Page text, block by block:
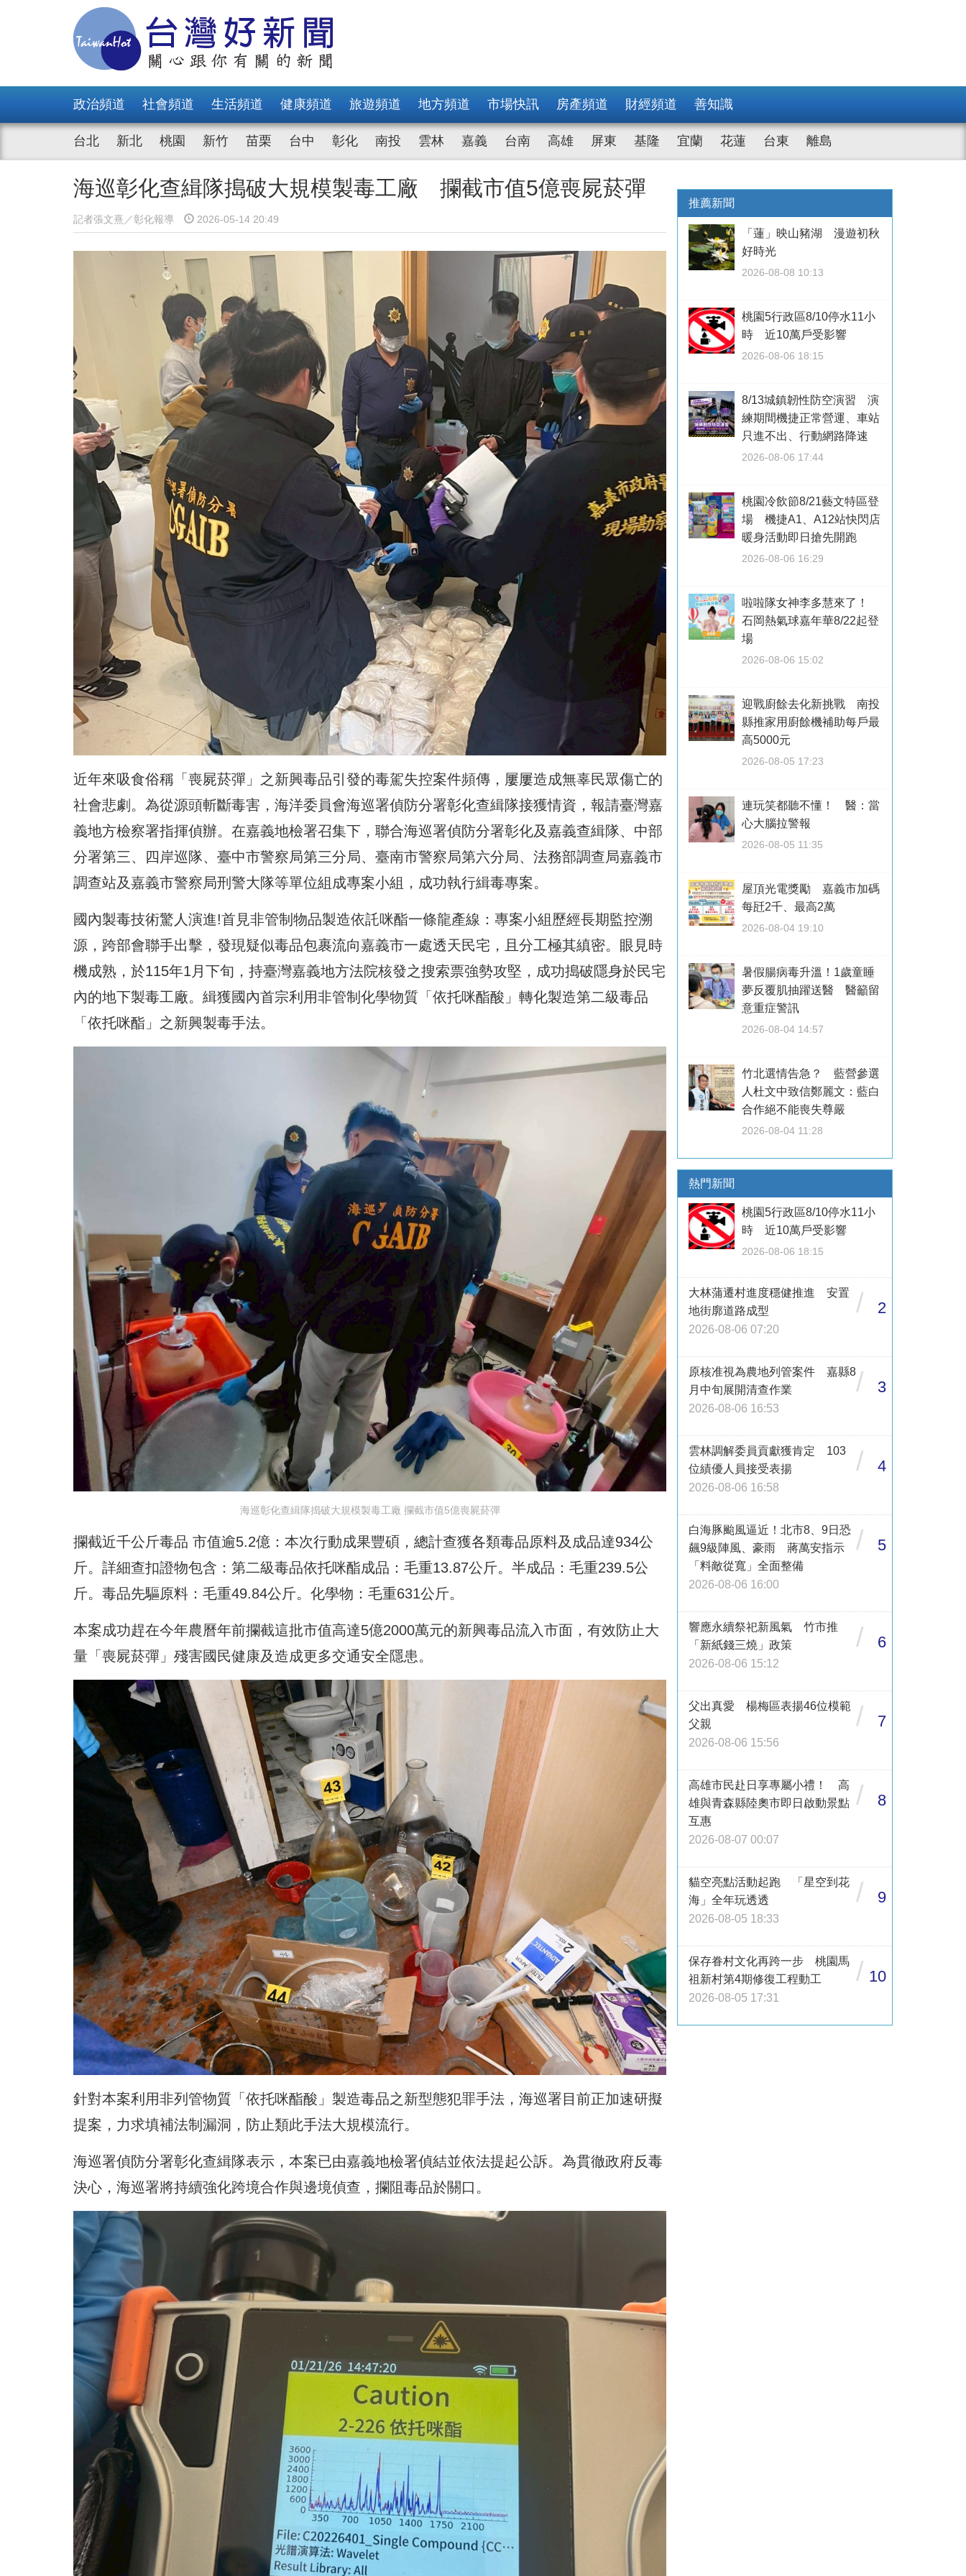
政治頻道 社會頻道 生活頻道 健康頻道 旅遊頻道 地方頻道 市場快訊 房產頻道 財經頻道 善知識
台北 新北 桃園 新竹 苗栗 台中 彰化 南投 雲林 嘉義 台南 高雄 屏東 基隆 宜蘭 花蓮 台東 離島
海巡彰化查緝隊搗破大規模製毒工廠 攔截市值5億喪屍菸彈
記者張文熹／彰化報導 2026-05-14 20:49
近年來吸食俗稱「喪屍菸彈」之新興毒品引發的毒駕失控案件頻傳，屢屢造成無辜民眾傷亡的
社會悲劇。為從源頭斬斷毒害，海洋委員會海巡署偵防分署彰化查緝隊接獲情資，報請臺灣嘉
義地方檢察署指揮偵辦。在嘉義地檢署召集下，聯合海巡署偵防分署彰化及嘉義查緝隊、中部
分署第三、四岸巡隊、臺中市警察局第三分局、臺南市警察局第六分局、法務部調查局嘉義市
調查站及嘉義市警察局刑警大隊等單位組成專案小組，成功執行緝毒專案。
國內製毒技術驚人演進!首見非管制物品製造依託咪酯一條龍產線：專案小組歷經長期監控溯
源，跨部會聯手出擊，發現疑似毒品包裹流向嘉義市一處透天民宅，且分工極其縝密。眼見時
機成熟，於115年1月下旬，持臺灣嘉義地方法院核發之搜索票強勢攻堅，成功搗破隱身於民宅
內的地下製毒工廠。緝獲國內首宗利用非管制化學物質「依托咪酯酸」轉化製造第二級毒品
「依托咪酯」之新興製毒手法。
海巡彰化查緝隊搗破大規模製毒工廠 攔截市值5億喪屍菸彈
攔截近千公斤毒品 市值逾5.2億：本次行動成果豐碩，總計查獲各類毒品原料及成品達934公
斤。詳細查扣證物包含：第二級毒品依托咪酯成品：毛重13.87公斤。半成品：毛重239.5公
斤。毒品先驅原料：毛重49.84公斤。化學物：毛重631公斤。
本案成功趕在今年農曆年前攔截這批市值高達5億2000萬元的新興毒品流入市面，有效防止大
量「喪屍菸彈」殘害國民健康及造成更多交通安全隱患。
針對本案利用非列管物質「依托咪酯酸」製造毒品之新型態犯罪手法，海巡署目前正加速研擬
提案，力求填補法制漏洞，防止類此手法大規模流行。
海巡署偵防分署彰化查緝隊表示，本案已由嘉義地檢署偵結並依法提起公訴。為貫徹政府反毒
決心，海巡署將持續強化跨境合作與邊境偵查，攔阻毒品於關口。
推薦新聞
「蓮」映山豬湖 漫遊初秋
好時光
2026-08-08 10:13
桃園5行政區8/10停水11小
時 近10萬戶受影響
2026-08-06 18:15
8/13城鎮韌性防空演習 演
練期間機捷正常營運、車站
只進不出、行動網路降速
2026-08-06 17:44
桃園冷飲節8/21藝文特區登
場 機捷A1、A12站快閃店
暖身活動即日搶先開跑
2026-08-06 16:29
啦啦隊女神李多慧來了！
石岡熱氣球嘉年華8/22起登
場
2026-08-06 15:02
迎戰廚餘去化新挑戰 南投
縣推家用廚餘機補助每戶最
高5000元
2026-08-05 17:23
連玩笑都聽不懂！ 醫：當
心大腦拉警報
2026-08-05 11:35
屋頂光電獎勵 嘉義市加碼
每瓩2千、最高2萬
2026-08-04 19:10
暑假腸病毒升溫！1歲童睡
夢反覆肌抽躍送醫 醫籲留
意重症警訊
2026-08-04 14:57
竹北選情告急？ 藍營參選
人杜文中致信鄭麗文：藍白
合作絕不能喪失尊嚴
2026-08-04 11:28
熱門新聞
桃園5行政區8/10停水11小
時 近10萬戶受影響
2026-08-06 18:15
大林蒲遷村進度穩健推進 安置
地街廓道路成型
2026-08-06 07:20
/ 2
原核准視為農地列管案件 嘉縣8
月中旬展開清查作業
2026-08-06 16:53
/ 3
雲林調解委員貢獻獲肯定 103
位績優人員接受表揚
2026-08-06 16:58
/ 4
白海豚颱風逼近！北市8、9日恐
飆9級陣風、豪雨 蔣萬安指示
「料敵從寬」全面整備
2026-08-06 16:00
/ 5
響應永續祭祀新風氣 竹市推
「新紙錢三燒」政策
2026-08-06 15:12
/ 6
父出真愛 楊梅區表揚46位模範
父親
2026-08-06 15:56
/ 7
高雄市民赴日享專屬小禮！ 高
雄與青森縣陸奧市即日啟動景點
互惠
2026-08-07 00:07
/ 8
貓空亮點活動起跑 「星空到花
海」全年玩透透
2026-08-05 18:33
/ 9
保存眷村文化再跨一步 桃園馬
祖新村第4期修復工程動工
2026-08-05 17:31
/ 10